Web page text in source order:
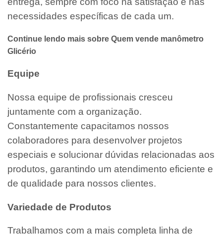
necessidades específicas de cada um.
Continue lendo mais sobre Quem vende manômetro
Glicério
Equipe
Nossa equipe de profissionais cresceu
juntamente com a organização.
Constantemente capacitamos nossos
colaboradores para desenvolver projetos
especiais e solucionar dúvidas relacionadas aos
produtos, garantindo um atendimento eficiente e
de qualidade para nossos clientes.
Variedade de Produtos
Trabalhamos com a mais completa linha de